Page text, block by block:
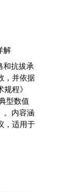
解
和抗拔承
，并依据
程》
型数值
。内容涵
，适用于